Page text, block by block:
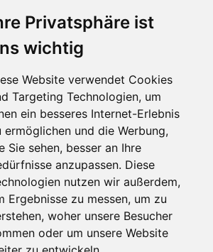
Privatsphäre ist
wichtig
Website verwendet Cookies
Targeting Technologien, um
ein besseres Internet-Erlebnis
ermöglichen und die Werbung,
Sie sehen, besser an Ihre
anzupassen. Diese
nutzen wir außerdem,
Ergebnisse zu messen, um zu
woher unsere Besucher
oder um unsere Website
1,3to BJ. Ende 2020
TEILEN